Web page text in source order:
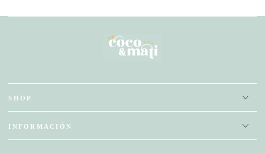
SHOP
INFORMACIÓN